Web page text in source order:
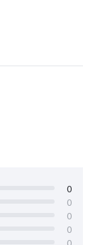
0
0
0
0